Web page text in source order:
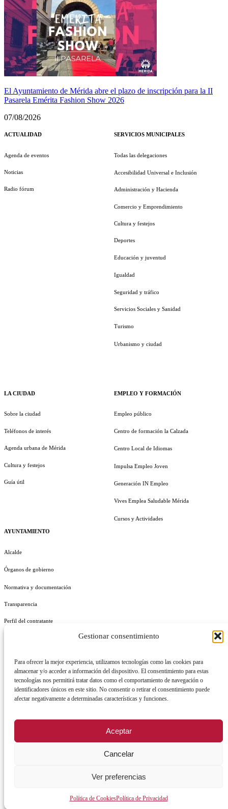
Gestionar consentimiento
Para ofrecer la mejor experiencia, utilizamos tecnologías como las cookies para
almacenar y/o acceder a información del dispositivo. El consentimiento para estas
tecnologías nos permitirá tratar datos como el comportamiento de navegación o
identificadores únicos en este sitio. No consentir o retirar el consentimiento puede
afectar negativamente a determinadas características y funciones.
Aceptar
Cancelar
Ver preferencias
Política de CookiesPolítica de Privacidad
El Ayuntamiento de Mérida abre el plazo de inscripción para la II
Pasarela Emérita Fashion Show 2026
07/08/2026
ACTUALIDAD
Agenda de eventos
Noticias
Radio fórum
LA CIUDAD
Sobre la ciudad
Teléfonos de interés
Agenda urbana de Mérida
Cultura y festejos
Guía útil
AYUNTAMIENTO
Alcalde
Órganos de gobierno
Normativa y documentación
Transparencia
Perfil del contratante
SERVICIOS MUNICIPALES
Todas las delegaciones
Accesibilidad Universal e Inclusión
Administración y Hacienda
Comercio y Emprendimiento
Cultura y festejos
Deportes
Educación y juventud
Igualdad
Seguridad y tráfico
Servicios Sociales y Sanidad
Turismo
Urbanismo y ciudad
EMPLEO Y FORMACIÓN
Empleo público
Centro de formación la Calzada
Centro Local de Idiomas
Impulsa Empleo Joven
Generación IN Empleo
Vives Emplea Saludable Mérida
Cursos y Actividades
REGISTRO DE ACTIVIDADES DE TRATAMIENTO